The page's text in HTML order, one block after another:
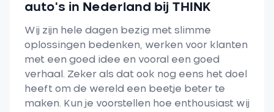
auto's in Nederland bij THINK
Wij zijn hele dagen bezig met slimme
oplossingen bedenken, werken voor klanten
met een goed idee en vooral een goed
verhaal. Zeker als dat ook nog eens het doel
heeft om de wereld een beetje beter te
maken. Kun je voorstellen hoe enthousiast wij